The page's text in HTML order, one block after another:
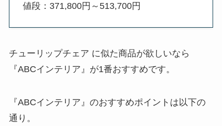
値段：371,800円～513,700円
チューリップチェア に似た商品が欲しいなら
『ABCインテリア』が1番おすすめです。
『ABCインテリア』のおすすめポイントは以下の
通り。